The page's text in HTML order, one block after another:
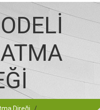
Direği
/